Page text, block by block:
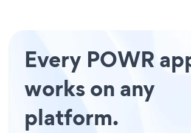
Every POWR
works on any
platform.